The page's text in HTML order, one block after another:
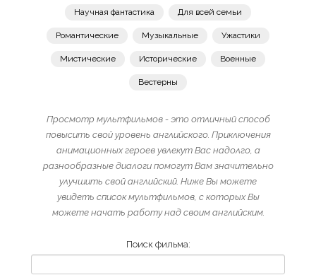
Научная фантастика Для всей семьи
Романтические Музыкальные Ужастики
Мистические Исторические Военные
Вестерны
Просмотр мультфильмов - это отличный способ
повысить свой уровень английского. Приключения
анимационных героев увлекут Вас надолго, а
разнообразные диалоги помогут Вам значительно
улучшить свой английский. Ниже Вы можете
увидеть список мультфильмов, с которых Вы
можете начать работу над своим английским.
Поиск фильма: